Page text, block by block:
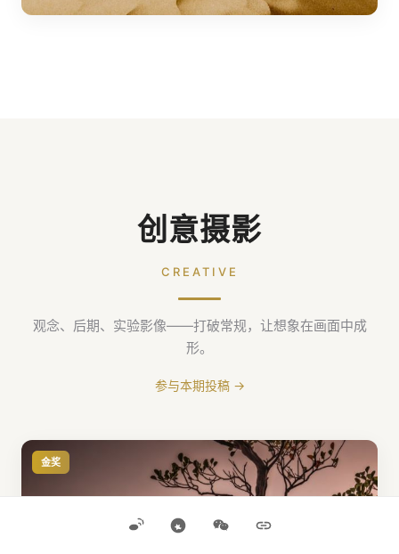
创意摄影
CREATIVE
观念、后期、实验影像——打破常规，让想象在画面中成
形。
参与本期投稿 →
金奖